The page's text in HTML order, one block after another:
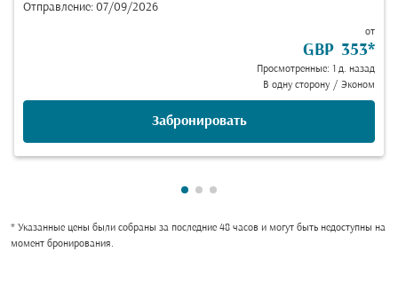
Отправление: 07/09/2026
от
GBP 353*
Просмотренные: 1 д. назад
В одну сторону / Эконом
Забронировать
Показаны cmp-pagination-
Показаны cmp-pagination-
Показаны cmp-
* Указанные цены были собраны за последние 48 часов и могут быть недоступны на
момент бронирования.